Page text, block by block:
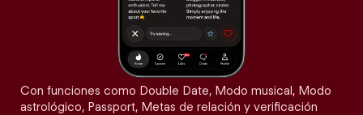
Con funciones como Double Date, Modo musical, Modo
astrológico, Passport, Metas de relación y verificación